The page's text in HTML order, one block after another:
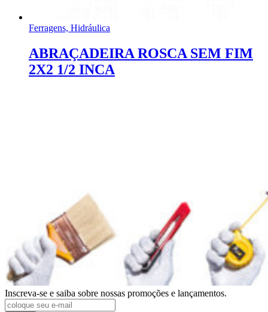
Ferragens, Hidráulica
ABRAÇADEIRA ROSCA SEM FIM
2X2 1/2 INCA
Inscreva-se e saiba sobre nossas promoções e lançamentos.